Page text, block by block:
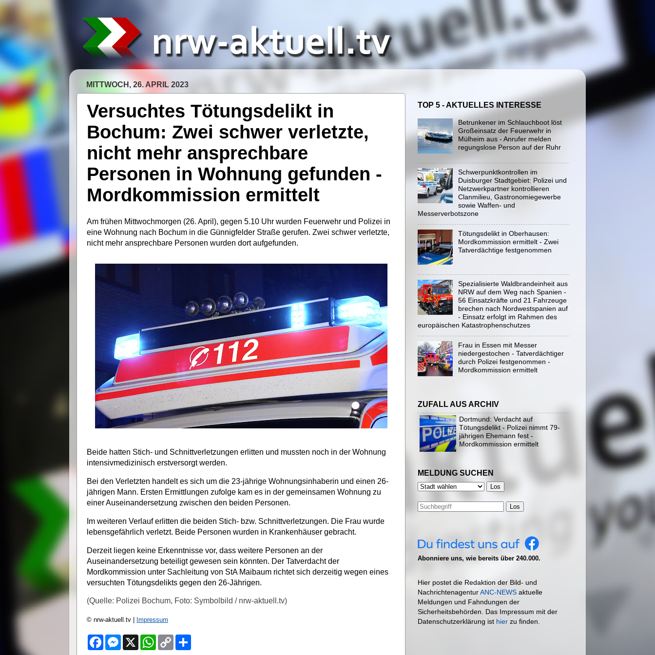
MITTWOCH, 26. APRIL 2023
Versuchtes Tötungsdelikt in
Bochum: Zwei schwer verletzte,
nicht mehr ansprechbare
Personen in Wohnung gefunden -
Mordkommission ermittelt
Am frühen Mittwochmorgen (26. April), gegen 5.10 Uhr wurden Feuerwehr und Polizei in
eine Wohnung nach Bochum in die Günnigfelder Straße gerufen. Zwei schwer verletzte,
nicht mehr ansprechbare Personen wurden dort aufgefunden.
Beide hatten Stich- und Schnittverletzungen erlitten und mussten noch in der Wohnung
intensivmedizinisch erstversorgt werden.
Bei den Verletzten handelt es sich um die 23-jährige Wohnungsinhaberin und einen 26-
jährigen Mann. Ersten Ermittlungen zufolge kam es in der gemeinsamen Wohnung zu
einer Auseinandersetzung zwischen den beiden Personen.
Im weiteren Verlauf erlitten die beiden Stich- bzw. Schnittverletzungen. Die Frau wurde
lebensgefährlich verletzt. Beide Personen wurden in Krankenhäuser gebracht.
Derzeit liegen keine Erkenntnisse vor, dass weitere Personen an der
Auseinandersetzung beteiligt gewesen sein könnten. Der Tatverdacht der
Mordkommission unter Sachleitung von StA Maibaum richtet sich derzeitig wegen eines
versuchten Tötungsdelikts gegen den 26-Jährigen.
(Quelle: Polizei Bochum, Foto: Symbolbild / nrw-aktuell.tv)
© nrw-aktuell.tv | Impressum
F
M
X
W
C
TOP 5 - AKTUELLES INTERESSE
Betrunkener im Schlauchboot löst
Großeinsatz der Feuerwehr in
Mülheim aus - Anrufer melden
regungslose Person auf der Ruhr
Schwerpunktkontrollen im
Duisburger Stadtgebiet: Polizei und
Netzwerkpartner kontrollieren
Clanmilieu, Gastronomiegewerbe
sowie Waffen- und
Messerverbotszone
Tötungsdelikt in Oberhausen:
Mordkommission ermittelt - Zwei
Tatverdächtige festgenommen
Spezialisierte Waldbrandeinheit aus
NRW auf dem Weg nach Spanien -
56 Einsatzkräfte und 21 Fahrzeuge
brechen nach Nordwestspanien auf
- Einsatz erfolgt im Rahmen des
europäischen Katastrophenschutzes
Frau in Essen mit Messer
niedergestochen - Tatverdächtiger
durch Polizei festgenommen -
Mordkommission ermittelt
ZUFALL AUS ARCHIV
Dortmund: Verdacht auf
Tötungsdelikt - Polizei nimmt 79-
jährigen Ehemann fest -
Mordkommission ermittelt
MELDUNG SUCHEN
Los
Abonniere uns, wie bereits über 240.000.
Hier postet die Redaktion der Bild- und
NachrichtenagenturANC-NEWS aktuelle
Meldungen und Fahndungen der
Sicherheitsbehörden. Das Impressum mit der
Datenschutzerklärung ist hier zu finden.